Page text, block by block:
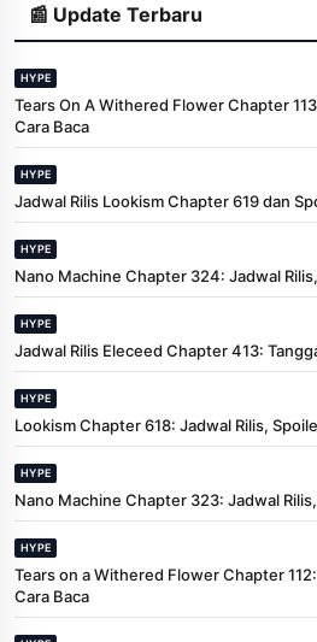
📰 Update Terbaru
HYPE
Tears On A Withered Flower Chapter
Cara Baca
HYPE
Jadwal Rilis Lookism Chapter 619 dan
HYPE
Nano Machine Chapter 324: Jadwal
HYPE
Jadwal Rilis Eleceed Chapter 413:
HYPE
Lookism Chapter 618: Jadwal Rilis,
HYPE
Nano Machine Chapter 323: Jadwal
HYPE
Tears on a Withered Flower Chapter
Cara Baca